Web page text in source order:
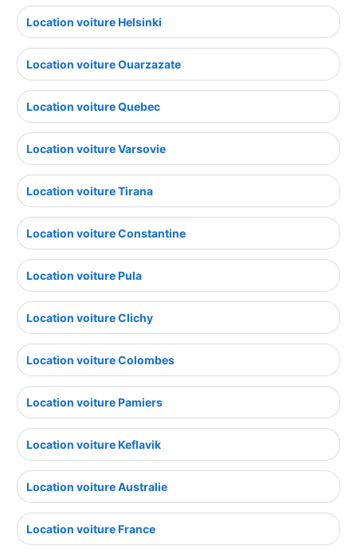
Location voiture Helsinki
Location voiture Ouarzazate
Location voiture Quebec
Location voiture Varsovie
Location voiture Tirana
Location voiture Constantine
Location voiture Pula
Location voiture Clichy
Location voiture Colombes
Location voiture Pamiers
Location voiture Keflavik
Location voiture Australie
Location voiture France